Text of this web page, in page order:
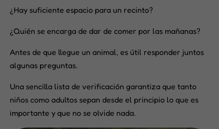
¿Hay suficiente espacio para un recinto?
¿Quién se encarga de dar de comer por las mañanas?
Antes de que llegue un animal, es útil responder juntos
algunas preguntas.
Una sencilla lista de verificación garantiza que tanto
niños como adultos sepan desde el principio lo que es
importante y que no se olvide nada.